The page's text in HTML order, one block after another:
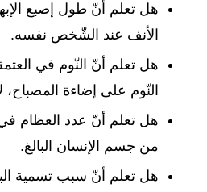
هل تعلم أنّ طول إصبع
الأنف عند الشّخص نفسه.
هل تعلم أنّ النّوم في
النّوم على إضاءة
هل تعلم أنّ عدد العظام
من جسم الإنسان البالغ.
هل تعلم أنّ سبب تسمية